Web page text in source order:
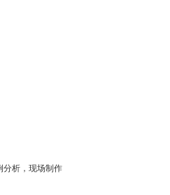
分析，现场制作